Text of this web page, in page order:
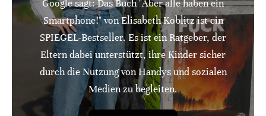
Google sagt: Das Buch "Aber alle haben ein
Smartphone!" von Elisabeth Koblitz ist ein
SPIEGEL-Bestseller. Es ist ein Ratgeber, der
Eltern dabei unterstützt, ihre Kinder sicher
durch die Nutzung von Handys und sozialen
Medien zu begleiten.